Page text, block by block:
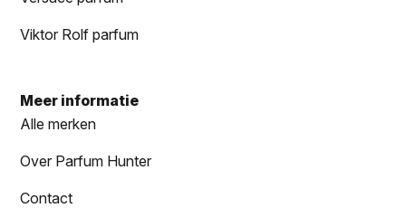
Viktor Rolf parfum
Meer informatie
Alle merken
Over Parfum Hunter
Contact